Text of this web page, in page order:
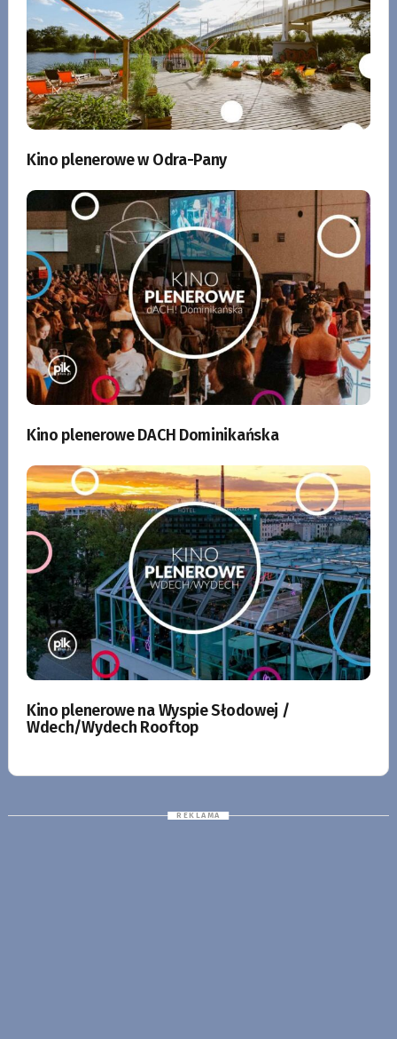
Kino plenerowe w Odra-Pany
Kino plenerowe DACH Dominikańska
Kino plenerowe na Wyspie Słodowej /
Wdech/Wydech Rooftop